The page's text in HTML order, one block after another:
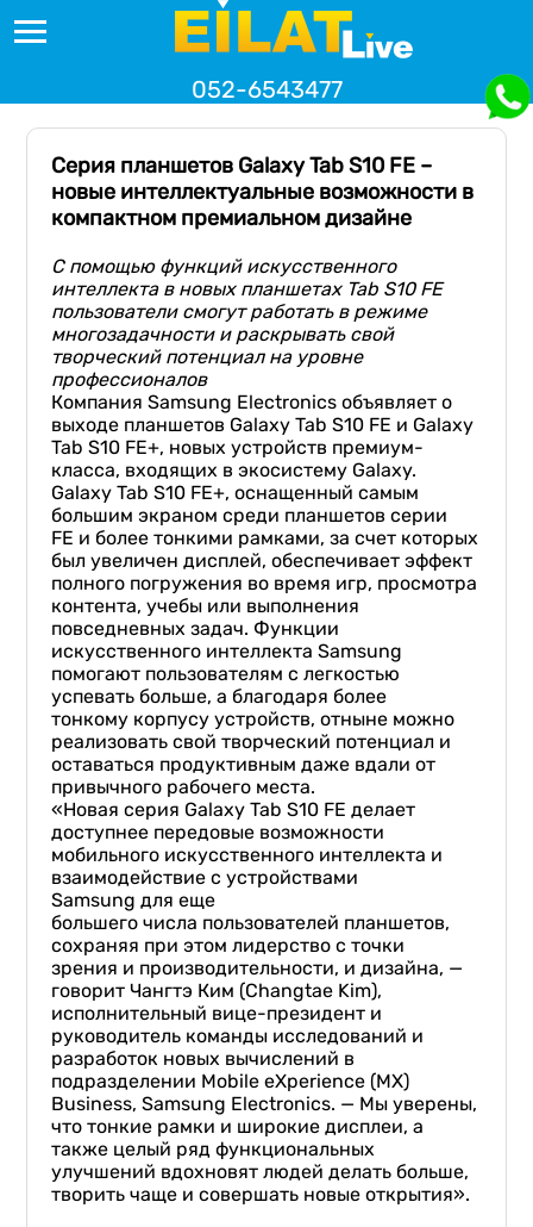
052-6543477
Серия планшетов Galaxy Tab S10 FE –
новые интеллектуальные возможности в
компактном премиальном дизайне
С помощью функций искусственного
интеллекта в новых планшетах Tab S10 FE
пользователи смогут работать в режиме
многозадачности и раскрывать свой
творческий потенциал на уровне
профессионалов
Компания Samsung Electronics объявляет о
выходе планшетов Galaxy Tab S10 FE и Galaxy
Tab S10 FE+, новых устройств премиум-
класса, входящих в экосистему Galaxy.
Galaxy Tab S10 FE+, оснащенный самым
большим экраном среди планшетов серии
FE и более тонкими рамками, за счет которых
был увеличен дисплей, обеспечивает эффект
полного погружения во время игр, просмотра
контента, учебы или выполнения
повседневных задач. Функции
искусственного интеллекта Samsung
помогают пользователям с легкостью
успевать больше, а благодаря более
тонкому корпусу устройств, отныне можно
реализовать свой творческий потенциал и
оставаться продуктивным даже вдали от
привычного рабочего места.
«Новая серия Galaxy Tab S10 FE делает
доступнее передовые возможности
мобильного искусственного интеллекта и
взаимодействие с устройствами
Samsung для еще
большего числа пользователей планшетов,
сохраняя при этом лидерство с точки
зрения и производительности, и дизайна, —
говорит Чангтэ Ким (Changtae Kim),
исполнительный вице-президент и
руководитель команды исследований и
разработок новых вычислений в
подразделении Mobile eXperience (MX)
Business, Samsung Electronics. — Мы уверены,
что тонкие рамки и широкие дисплеи, а
также целый ряд функциональных
улучшений вдохновят людей делать больше,
творить чаще и совершать новые открытия».